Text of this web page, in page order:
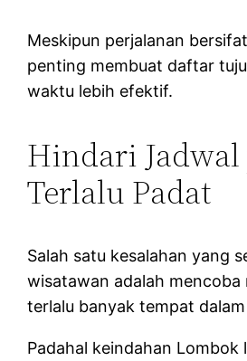
Meskipun perjalanan
penting membuat daftar
waktu lebih efektif.
Hindari Jadwal
Terlalu Padat
Salah satu kesalahan yang
wisatawan adalah mencoba
terlalu banyak tempat
Padahal keindahan Lombok